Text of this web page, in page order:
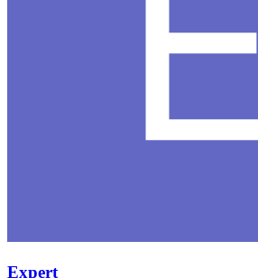
Expert